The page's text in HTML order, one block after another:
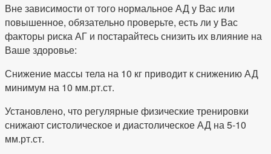
Вне зависимости от того нормальное АД у Вас или
повышенное, обязательно проверьте, есть ли у Вас
факторы риска АГ и постарайтесь снизить их влияние на
Ваше здоровье:
Снижение массы тела на 10 кг приводит к снижению АД
минимум на 10 мм.рт.ст.
Установлено, что регулярные физические тренировки
снижают систолическое и диастолическое АД на 5-10
мм.рт.ст.